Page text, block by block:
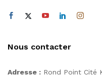
Nous contacter
Adresse : Rond Point Cité